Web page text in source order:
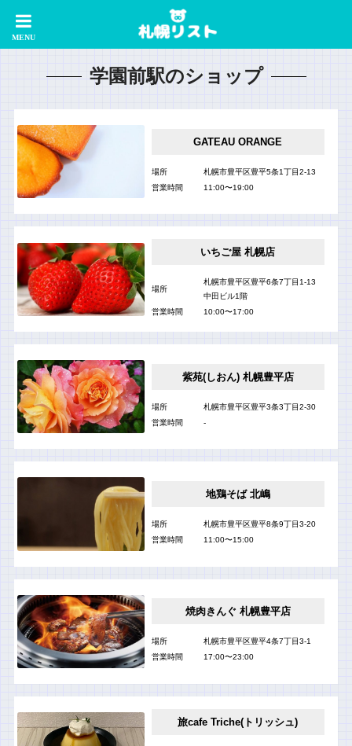
学園前駅のショップ
GATEAU ORANGE
場所
札幌市豊平区豊平5条1丁目2-13
営業時間
11:00〜19:00
いちご屋 札幌店
場所
札幌市豊平区豊平6条7丁目1-13
中田ビル1階
営業時間
10:00〜17:00
紫苑(しおん) 札幌豊平店
場所
札幌市豊平区豊平3条3丁目2-30
営業時間
-
地鶏そば 北嶋
場所
札幌市豊平区豊平8条9丁目3-20
営業時間
11:00〜15:00
焼肉きんぐ 札幌豊平店
場所
札幌市豊平区豊平4条7丁目3-1
営業時間
17:00〜23:00
旅cafe Triche(トリッシュ)